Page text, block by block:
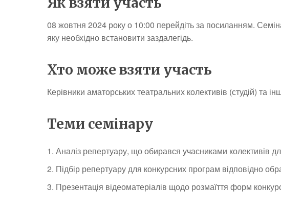
08 жовтня 2024 року о 10:00 перейдіть за посиланням.
яку необхідно встановити заздалегідь.
Хто може взяти участь
Керівники аматорських театральних колективів (студій) та
Теми семінару
Аналіз репертуару, що обирався учасниками колективів
Підбір репертуару для конкурсних програм відповідно
Презентація відеоматеріалів щодо розмаїття форм